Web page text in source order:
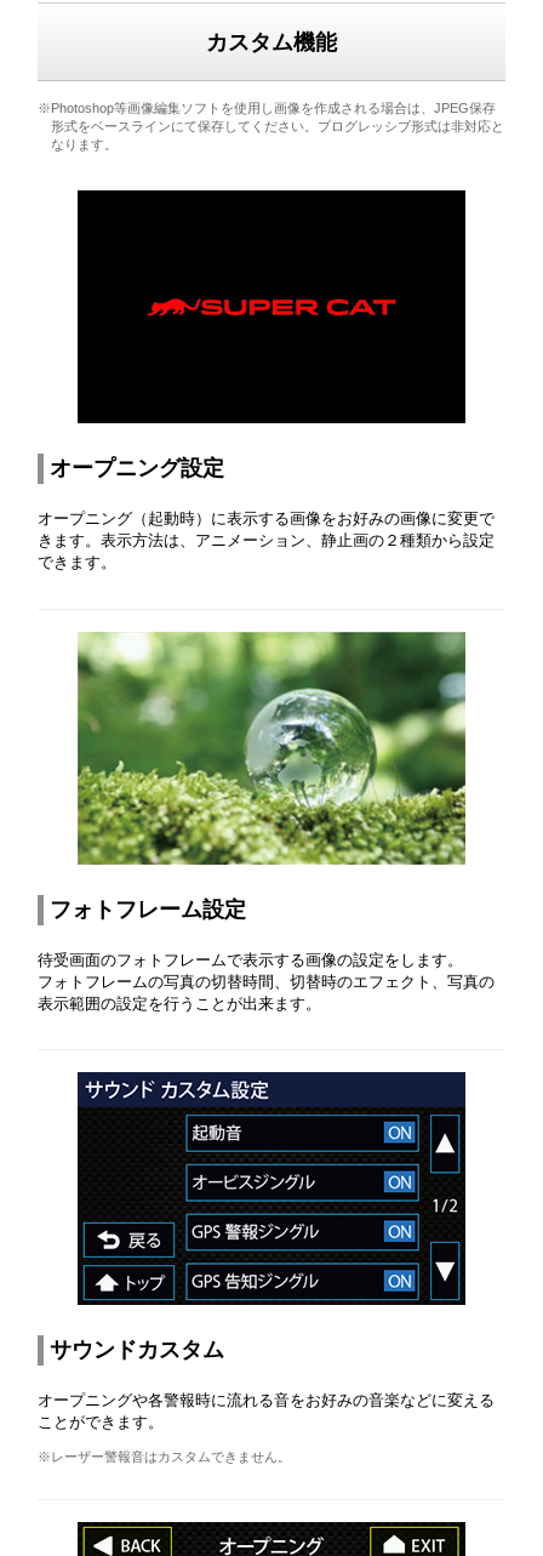
カスタム機能
※Photoshop等画像編集ソフトを使用し画像を作成される場合は、JPEG保存
形式をベースラインにて保存してください。プログレッシブ形式は非対応と
なります。
オープニング設定
オープニング（起動時）に表示する画像をお好みの画像に変更で
きます。表示方法は、アニメーション、静止画の２種類から設定
できます。
フォトフレーム設定
待受画面のフォトフレームで表示する画像の設定をします。
フォトフレームの写真の切替時間、切替時のエフェクト、写真の
表示範囲の設定を行うことが出来ます。
サウンドカスタム
オープニングや各警報時に流れる音をお好みの音楽などに変える
ことができます。
※レーザー警報音はカスタムできません。